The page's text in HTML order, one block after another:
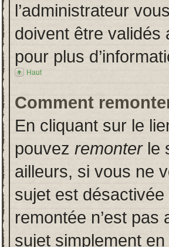
l’administrateur
doivent être validés
pour plus
Haut
Comment
En cliquant sur le
pouvez remonterle
ailleurs, si vous ne
sujet est
remontée n’est
sujet simplement